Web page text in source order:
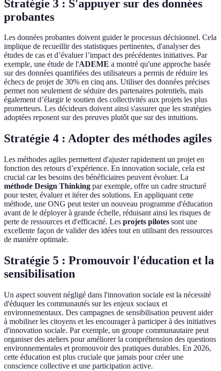
Stratégie 3 : S'appuyer sur des données
probantes
Les données probantes doivent guider le processus décisionnel. Cela
implique de recueillir des statistiques pertinentes, d'analyser des
études de cas et d’évaluer l’impact des précédentes initiatives. Par
exemple, une étude de l'ADEME a montré qu'une approche basée
sur des données quantifiées des utilisateurs a permis de réduire les
échecs de projet de 30% en cinq ans. Utiliser des données précises
permet non seulement de séduire des partenaires potentiels, mais
également d’élargir le soutien des collectivités aux projets les plus
prometteurs. Les décideurs doivent ainsi s'assurer que les stratégies
adoptées reposent sur des preuves plutôt que sur des intuitions.
Stratégie 4 : Adopter des méthodes agiles
Les méthodes agiles permettent d'ajuster rapidement un projet en
fonction des retours d’expérience. En innovation sociale, cela est
crucial car les besoins des bénéficiaires peuvent évoluer. La
méthode Design Thinking par exemple, offre un cadre structuré
pour tester, évaluer et itérer des solutions. En appliquant cette
méthode, une ONG peut tester un nouveau programme d'éducation
avant de le déployer à grande échelle, réduisant ainsi les risques de
perte de ressources et d'efficacité. Les projets pilotes sont une
excellente façon de valider des idées tout en utilisant des ressources
de manière optimale.
Stratégie 5 : Promouvoir l'éducation et la
sensibilisation
Un aspect souvent négligé dans l'innovation sociale est la nécessité
d'éduquer les communautés sur les enjeux sociaux et
environnementaux. Des campagnes de sensibilisation peuvent aider
à mobiliser les citoyens et les encourager à participer à des initiatives
d'innovation sociale. Par exemple, un groupe communautaire peut
organiser des ateliers pour améliorer la compréhension des questions
environnementales et promouvoir des pratiques durables. En 2026,
cette éducation est plus cruciale que jamais pour créer une
conscience collective et une participation active.